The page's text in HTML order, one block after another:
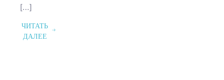
[…]
ЧИТАТЬ
ДАЛЕЕ